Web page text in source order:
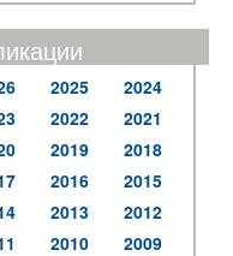
2025
2024
2022
2021
2019
2018
2016
2015
2013
2012
2010
2009